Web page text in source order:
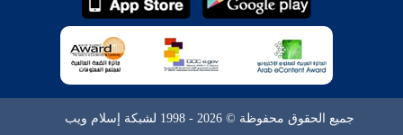
جميع الحقوق محفوظة © 2026 - 1998 لشبكة إسلام ويب